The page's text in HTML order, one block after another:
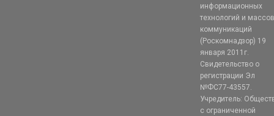
информационных
технологий и
коммуникаций
(Роскомнадзор) 19
января 2011г.
Свидетельство о
регистрации Эл
№ФС77-43557.
Учредитель:
с ограниченной